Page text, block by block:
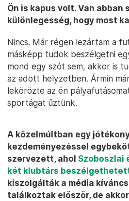
Ön is kapus volt. Van abban
különlegesség, hogy most
Nincs. Már régen lezártam a
másképp tudok beszélgetni
mond egy szót sem, akkor is
az adott helyzetben. Ármin
lekörözte az én
sportágat űztünk.
A közelmúltban egy
kezdeményezéssel
szervezett, ahol Szoboszlai
két klubtárs
kiszolgálták a média
találkoztak először, de